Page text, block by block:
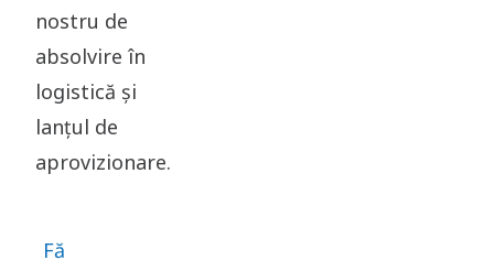
nostru de
absolvire în
logistică și
lanțul de
aprovizionare.
Fă